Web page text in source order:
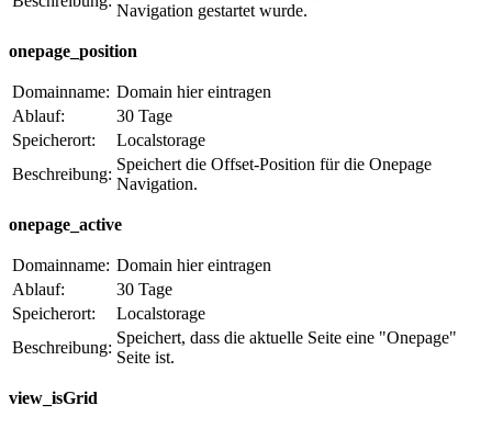
Navigation gestartet wurde.
onepage_position
Domainname: Domain hier eintragen
Ablauf:
30 Tage
Speicherort:
Localstorage
Beschreibung:
Speichert die Offset-Position für die Onepage
Navigation.
onepage_active
Domainname: Domain hier eintragen
Ablauf:
30 Tage
Speicherort:
Localstorage
Beschreibung:
Speichert, dass die aktuelle Seite eine "Onepage"
Seite ist.
view_isGrid